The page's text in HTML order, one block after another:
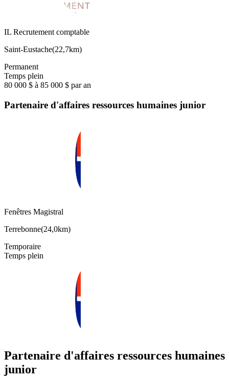
IL Recrutement comptable
Saint-Eustache(22,7km)
Permanent
Temps plein
80 000 $ à 85 000 $ par an
Partenaire d'affaires ressources humaines junior
Fenêtres Magistral
Terrebonne(24,0km)
Temporaire
Temps plein
Partenaire d'affaires ressources humaines
junior